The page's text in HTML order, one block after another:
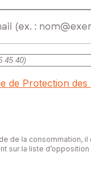
de Protection
de la consommation,
sur la liste